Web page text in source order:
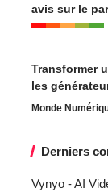
avis sur le
Transformer
les
Monde
Derniers
Vynyo - AI